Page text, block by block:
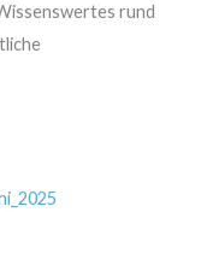
rund